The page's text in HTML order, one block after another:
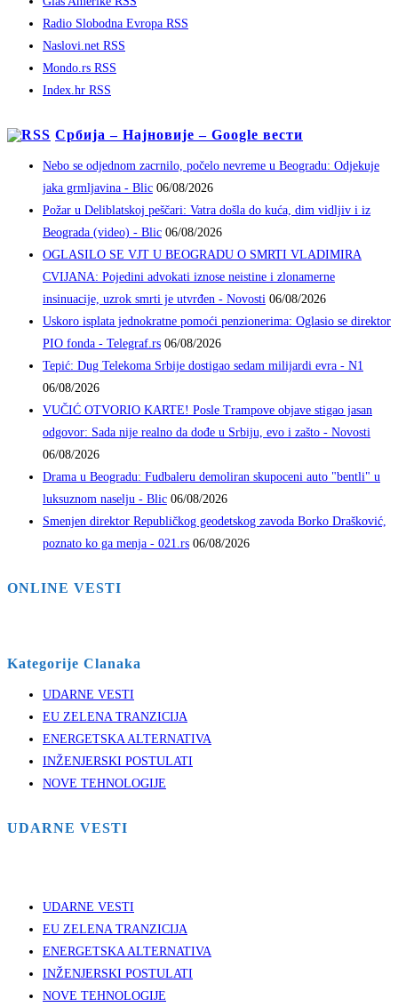
Radio Slobodna Evropa RSS
Naslovi.net RSS
Mondo.rs RSS
Index.hr RSS
Србија – Најновије – Google вести
Nebo se odjednom zacrnilo, počelo nevreme u Beogradu: Odjekuje
jaka grmljavina - Blic 06/08/2026
Požar u Deliblatskoj peščari: Vatra došla do kuća, dim vidljiv i iz
Beograda (video) - Blic 06/08/2026
OGLASILO SE VJT U BEOGRADU O SMRTI VLADIMIRA
CVIJANA: Pojedini advokati iznose neistine i zlonamerne
insinuacije, uzrok smrti je utvrđen - Novosti 06/08/2026
Uskoro isplata jednokratne pomoći penzionerima: Oglasio se direktor
PIO fonda - Telegraf.rs 06/08/2026
Tepić: Dug Telekoma Srbije dostigao sedam milijardi evra - N1
06/08/2026
VUČIĆ OTVORIO KARTE! Posle Trampove objave stigao jasan
odgovor: Sada nije realno da dođe u Srbiju, evo i zašto - Novosti
06/08/2026
Drama u Beogradu: Fudbaleru demoliran skupoceni auto "bentli" u
luksuznom naselju - Blic 06/08/2026
Smenjen direktor Republičkog geodetskog zavoda Borko Drašković,
poznato ko ga menja - 021.rs 06/08/2026
ONLINE VESTI
Kategorije Clanaka
UDARNE VESTI
EU ZELENA TRANZICIJA
ENERGETSKA ALTERNATIVA
INŽENJERSKI POSTULATI
NOVE TEHNOLOGIJE
UDARNE VESTI
UDARNE VESTI
EU ZELENA TRANZICIJA
ENERGETSKA ALTERNATIVA
INŽENJERSKI POSTULATI
NOVE TEHNOLOGIJE